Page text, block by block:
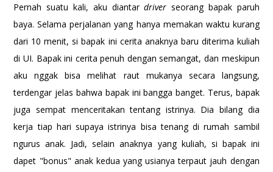
Pernah suatu kali, aku diantardriverseorang bapak paruh
baya. Selama perjalanan yang hanya memakan waktu kurang
dari 10 menit, si bapak ini cerita anaknya baru diterima kuliah
di UI. Bapak ini cerita penuh dengan semangat, dan meskipun
aku nggak bisa melihat raut mukanya secara langsung,
terdengar jelas bahwa bapak ini bangga banget. Terus, bapak
juga sempat menceritakan tentang istrinya. Dia bilang dia
kerja tiap hari supaya istrinya bisa tenang di rumah sambil
ngurus anak. Jadi, selain anaknya yang kuliah, si bapak ini
dapet "bonus" anak kedua yang usianya terpaut jauh dengan